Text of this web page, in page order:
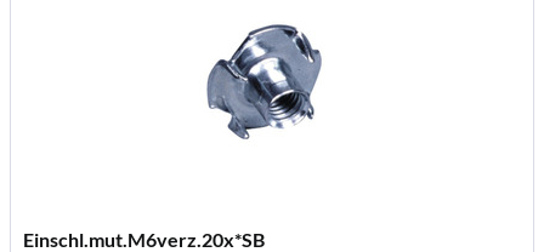
Einschl.mut.M6verz.20x*SB